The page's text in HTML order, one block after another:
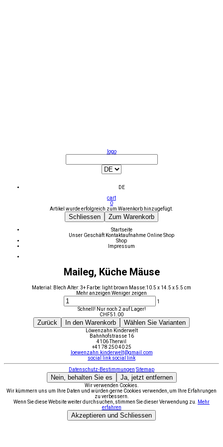
logo
DE
cart
0
Artikel wurde erfolgreich zum Warenkorb hinzugefügt.
Schliessen Zum Warenkorb
Startseite
Unser Geschäft Kontaktaufnahme Online Shop
Shop
Impressum
Maileg, Küche Mäuse
Material: Blech Alter: 3+ Farbe: light brown Masse:10.5 x 14.5 x 5.5 cm
Mehr anzeigen Weniger zeigen
1
Schnell! Nur noch 2 auf Lager!
CHF51.00
Zurück In den Warenkorb Wählen Sie Varianten
Löwenzahn Kinderwelt
Bahnhofstrasse 16
4106 Therwil
+41 78 250 40 25
loewenzahn.kinderwelt@gmail.com
social link social link
Datenschutz-Bestimmungen Sitemap
Nein, behalten Sie es Ja, jetzt entfernen
Wir verwenden Cookies.
Wir kümmern uns um Ihre Daten und würden gerne Cookies verwenden, um Ihre Erfahrungen
zu verbessern.
Wenn Sie diese Website weiter durchsuchen, stimmen Sie dieser Verwendung zu.
Mehr
erfahren
Akzeptieren und Schliessen